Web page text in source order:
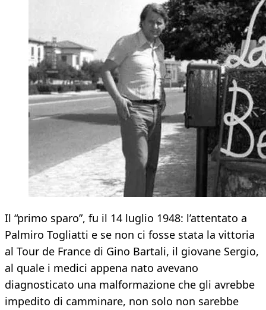
Il “primo sparo”, fu il 14 luglio 1948: l’attentato a
Palmiro Togliatti e se non ci fosse stata la vittoria
al Tour de France di Gino Bartali, il giovane Sergio,
al quale i medici appena nato avevano
diagnosticato una malformazione che gli avrebbe
impedito di camminare, non solo non sarebbe